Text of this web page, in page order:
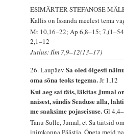
ESIMÄRTER STEFANOSE
Kallis on Issanda meelest tema
Mt 10,16–22; Ap 6,8–15;
2,1–12
Jutlus: Ilm 7,9–12(13–17)
26. LaupäevSa oled õigesti
oma sõna teoks tegema.Jr 1,12
Kui aeg sai täis, läkitas Jumal
naisest, sündis Seaduse alla,
me saaksime pojaseisuse.Gl
Tänu Sulle, Jumal, et Sa täitsid
inimkonna Päästja. Õpeta meid